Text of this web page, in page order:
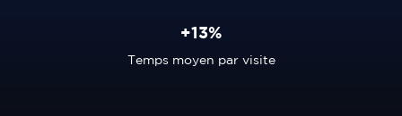
+13%
Temps moyen par visite